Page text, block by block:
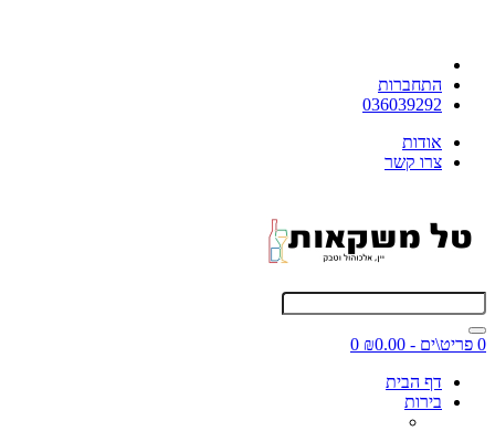
התחברות
036039292
אודות
צרו קשר
0 פריט\ים - ₪0.00
0
דף הבית
בירות